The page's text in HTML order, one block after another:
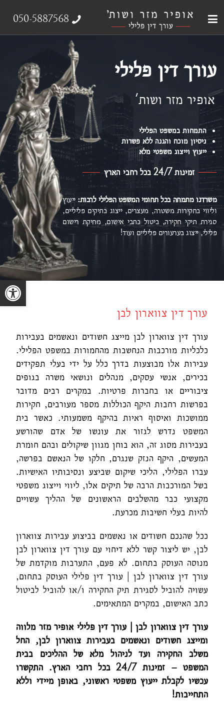
050-5887568
עורך דין פלילי
אופיר מזר ושות'
התמחות במשפט הפלילי
ניסיון מוכח והגנה ללא פשרות
ייעוץ וייצוג משפטי מלא
זמינות 24/7 בכל רחבי הארץ
משרדנו מתמחה בכל תחומי המשפט הפלילילרבות:ייעוץ
וליווי בחקירות משטרה, מעצרים, ייצוג בתיקים פליליים,
סגירת תיקי חקירה, ביטול כתבי אישום, מחיקת רישום
פלילי, ייצוג בערעורים פליליים ועוד!
עורך דין צווארון לבן
עורך דין צווארון לבן מייצג חשודים ונאשמים בעבירות
כלכליות מורכבות הנחשבות מהחמורות במשפט הפלילי.
עבירות אלו מבוצעות בדרך כלל על ידי בעלי תפקידים
בכירים, אנשי עסקים, מנהלים ונושאי משרה בגופים
ציבוריים או בחברות פרטיות. במקרים רבים מדובר
בפרשות רחבות היקף הכוללות מספר מעורבים, חקירות
ממושכות ואיסוף ראיות בהיקף משמעותי. כאשר בית
המשפט נדרש לגזור את עונשו של אדם שהורשע
בעבירות מסוג זה, הוא בוחן מגוון שיקולים ובהם חומרת
המעשים, היקף הנזק שנגרם, חלקו של הנאשם בפרשה,
עברו הפלילי, הליכי שיקום שביצע ונסיבותיו האישיות.
בשל המורכבות הרבה של תיקים אלו, ליווי וייצוג משפטי
מקצועי כבר מהשלבים הראשונים של ההליך עשויים
להיות בעלי חשיבות מכרעת.
ככל שהנכם חשודים או נאשמים בביצוע עבירות צווארון
לבן, יש ליצור קשר ללא דיחוי עם עורך דין צווארון לבן
מנוסה העוסק בתחום. לא פעם, התערבות מוקדמת של
עורך דין צווארון לבן | עורך דין פלילי העוסק בתחום,
עשויה להוביל לסגירת תיק החקירה ו/או להוביל לביטול
כתב האישום, במקרים המתאימים.
עורך דין צווארון לבן | עורך דין פלילי אופיר מזר מלווה
ומייצג חשודים ונאשמים בעבירות צווארון לבן, החל
משלב החקירה ועד לניהול מלא של ההליכים בבית
המשפט – זמינות 24/7 בכל רחבי הארץ. התקשרו
עכשיו לקבלת ייעוץ משפטי ראשוני, באופן מיידי וללא
התחייבות!
פתח סרגל נגישות